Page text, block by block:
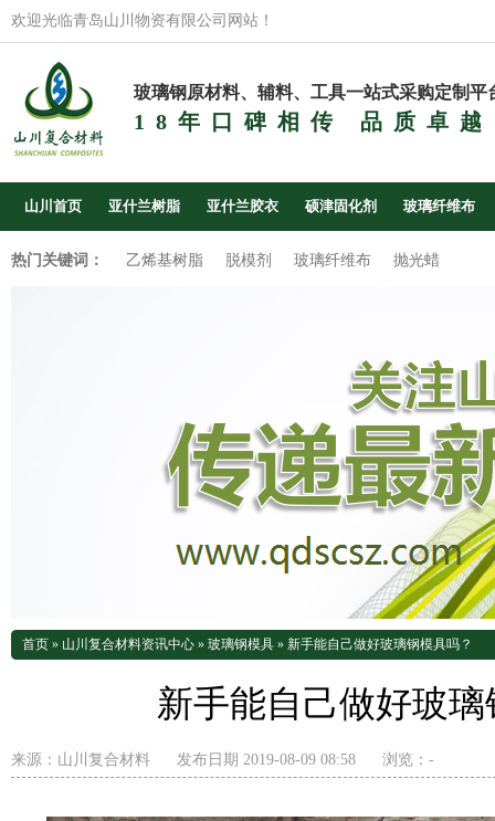
欢迎光临青岛山川物资有限公司网站！
玻璃钢原材料、辅料、工具一站式采购定制平
18年口碑相传 品质卓越
山川首页 亚什兰树脂 亚什兰胶衣 硕津固化剂 玻璃纤维布
热门关键词： 乙烯基树脂 脱模剂 玻璃纤维布 抛光蜡
首页 » 山川复合材料资讯中心 » 玻璃钢模具 » 新手能自己做好玻璃钢模具吗？
新手能自己做好玻
来源： 山川复合材料 发布日期 2019-08-09 08:58 浏览： -